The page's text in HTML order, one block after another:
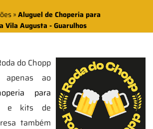
»Aluguel de Choperia para
Vila Augusta - Guarulhos
do Chopp
ao
para
e kits de
também